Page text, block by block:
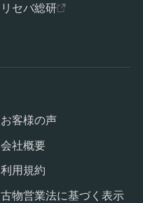
リセバ総研
お客様の声
会社概要
利用規約
古物営業法に基づく表示